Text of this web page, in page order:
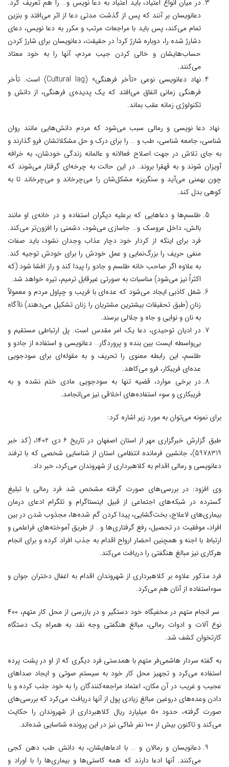
در میان انواع اعتیاد، باید اعتیاد به دعا نویس و… را هم تعریف کرد.
دعانویسان بر آنند که پس از گذشت مدتی دعا از اثر می‌افتد و بنزین
تمام می‌کند، پس باید با مراجعات مرتب و مکرر به دعا نویس، دعای
دشارژ شده را، دوباره شارژ کرد! در حقیقت، دعانویسان برای شارژ کردن
حساب‌هایشان و خالی کردن جیب مردم، آنها را به خود معتاد
می‌کنند.
نهاد دعانویسی نوعی «تأخر فرهنگی» (Cultural lag) است. تأخر
فرهنگی زمانی اتفاق می‌افتد که یک پدیده‌ی فرهنگی، از دانش و
تکنولوژی زمانه عقب بماند.
نهاد دعا نویسی و رمالی سبب می‌شود که مردم دانش‌هایی مانند روان
شناسی، جامعه شناسی، طب و … را برای درک و حل مشکلاتشان فرو گذارند و
به جای تلاش در جهت اصلاح فعالانه و عالمانه زندگی خودشان، به خرافه
آویزان شوند و به قهقرا بروند. در این حالت به چرخه‌ای گرفتار می‌شوند که
چون بهمنی می‌آید و سنگریزه مشکل‌شان را می‌چرخاند و می‌چرخاند تا به
کوهی بدل کند.
طلسم‌ها و دعا‌هایی که برعلیه دیگران استفاده و در خانه‌ی او مانند
بالش، داخل عروسک و… جاسازی می‌شود، دشمنی را افزون‌تر می‌کند.
فرد برای اینکه از کردار خود دچار عذاب وجدان نشود، باید صفات
منفی حریف را بزرگ‌نمایی و عمل خودش را برای خودش توجیه کند.
به علاوه اگر صاحب خانه طلسم و جادو را پیدا کند و راز افشا شود (که
اکثراً نیز می‌شود) مناسبات به صورتی غیرقابل ترمیم، تیره خواهد شد.
شغل کاذبی ایجاد می‌شود که عده‌ای با فریب و چپاول مردم و معمولاً
زنانِ (طبق تحقیقات بیشترین مشتریان را زنان تشکیل می‌دهند) ناآگاه
به نان و نوایی و جاه و جلالی برسند.
در ادیان توحیدی، دعا یک امر مقدس است. پل ارتباطی مستقیم و
بی‌واسطه ایست بین بنده و پروردگار… دعانویسی و استفاده از جادو و
طلسم، این رابطه معنوی را تحریف و به مقوله‌ای برای سودجویی
عده‌ای فریبکار، فرو می‌کاهد.
در برخی موارد، قضیه تنها به سودجویی مادی ختم نشده و به
فریبکاری و سوء استفاده‌های اخلاقی نیز می‌انجامد.
برای نمونه می‌توان به مورد زیر اشاره کرد:
طبق گزارش خبرگزاری مهر از استان اصفهان در تاریخ ۶ دی ۱۴۰۲، (کد خبر
5978319)، جانشین فرمانده انتظامی استان از شناسایی شخصی که با ترفند
دعانویسی و رمالی اقدام به کلاهبرداری از شهروندان می‌کرد، خبر داد.
وی افزود: در بررسی‌های صورت گرفته مشخص شد فرد رمالی با تبلیغ
گسترده در شبکه‌های اجتماعی از قبیل اینستاگرام و تلگرام ادعای درمان
بیماری‌های لاعلاج، بخت‌گشایی، پیدا کردن گم شده‌ها، مجذوب شدن در بین
افراد، موفقیت در تحصیل، رفع گرفتاری‌ها و… از طریق آموخته‌های فراعلمی و
ارتباط با اجنه و همچنین احضار ارواح اقدام به جذب افراد کرده و برای انجام
هرکاری نیز مبالغ هنگفتی را دریافت می‌کند.
فرد مذکور علاوه بر کلاهبرداری از شهروندان اقدام به اغفال دختران جوان و
سوءاستفاده از آنان هم می‌کرد.
سر انجام متهم در مخفیگاه خود دستگیر و در بازرسی از محل کار متهم، ۴۰۰
نوع آلات و ادوات رمالی، مبالغ هنگفتی وجه نقد به همراه یک دستگاه
کارتخوان کشف شد.
به گفته سردار هاشمی‌فر متهم با همدستی فرد دیگری که از او در پشت پرده
استفاده می‌کرد و تجهیز محل کار خود به سیستم صوتی و ایجاد صداهای
عجیب و غریب در آن مکان، اعتماد مراجعه‌کنندگان را به خود جلب کرده و با
دادن وعده‌های دروغین مبالغ زیادی پول از آنها دریافت می‌کرد که بررسی‌های
صورت گرفته، حدود ۵۰ میلیارد ریال کلاهبرداری از شهروندان را حکایت
می‌کند و تاکنون بیش از ۱۰۰ نفر شاکی نیز در این پرونده شناسایی شده‌اند.
دعانویسان و رمالان و … با ادعاهایشان، به دانش طب دهن کجی
می‌کنند. آنها ادعا دارند که همه کاستی‌ها و بیماری‌ها را با اوراد و